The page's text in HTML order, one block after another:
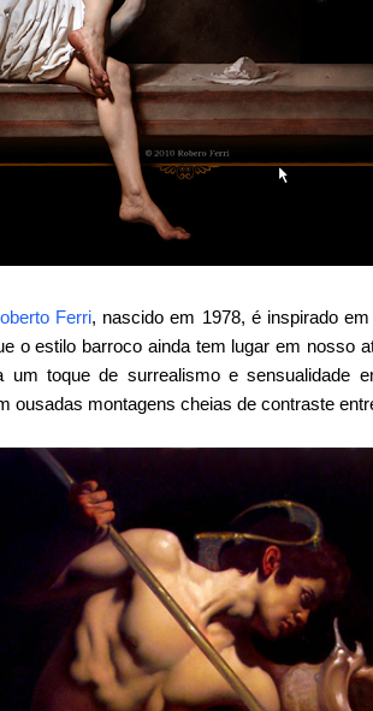
Ferri, nascido em 1978, é inspirado
o estilo barroco ainda tem lugar em nosso
um toque de surrealismo e sensualidade
ousadas montagens cheias de contraste